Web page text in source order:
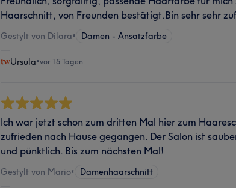
Haarschnitt, von Freunden bestätigt.Bin sehr sehr
Gestylt von Dilara• Damen - Ansatzfarbe
Ursula•vor 15 Tagen
Ich war jetzt schon zum dritten Mal hier zum
zufrieden nach Hause gegangen. Der Salon ist
und pünktlich. Bis zum nächsten Mal!
Gestylt von Mario• Damenhaarschnitt